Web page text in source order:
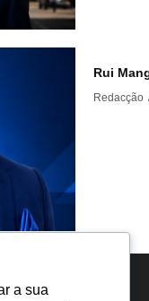
Rui
Redacção
a sua